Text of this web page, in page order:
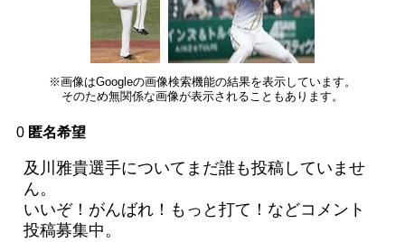
※画像はGoogleの画像検索機能の結果を表示しています。
そのため無関係な画像が表示されることもあります。
0 匿名希望
及川雅貴選手についてまだ誰も投稿していませ
ん。
いいぞ！がんばれ！もっと打て！などコメント
投稿募集中。